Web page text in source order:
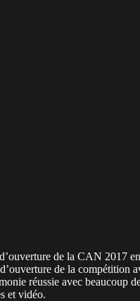
de la CAN 2017
de la compétition
réussie avec beaucoup
et vidéo.